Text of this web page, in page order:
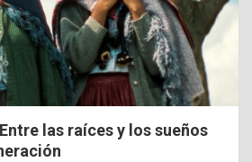
las raíces y los sueños